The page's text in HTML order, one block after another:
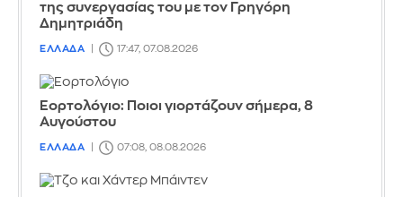
της συνεργασίας του με τον Γρηγόρη
Δημητριάδη
ΕΛΛΑΔΑ 17:47, 07.08.2026
Εορτολόγιο: Ποιοι γιορτάζουν σήμερα, 8
Αυγούστου
ΕΛΛΑΔΑ 07:08, 08.08.2026